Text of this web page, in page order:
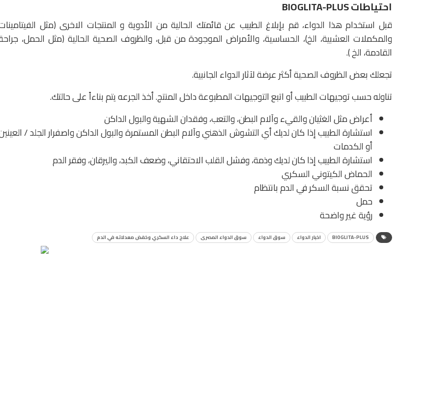
احتياطات BIOGLITA-PLUS
قبل استخدام هذا الدواء، قم بإبلاغ الطبيب عن قائمتك الحالية من الأدوية و المنتجات الاخرى (مثل
والمكملات العشبية، الخ)، الحساسية، والأمراض الموجودة من قبل، والظروف الصحية الحالية (مثل الحمل،
القادمة، الخ ).
تجعلك بعض الظروف الصحية أكثر عرضة لآثار الدواء الجانبية.
تناوله حسب توجيهات الطبيب أو اتبع التوجيهات المطبوعة داخل المنتج. أخذ الجرعه يتم بناءاً على حالتك.
أعراض مثل الغثيان والقيء وآلام البطن، والتعب، وفقدان الشهية والبول الداكن
استشارة الطبيب إذا كان لديك أي التشوش الذهني وآلام البطن المستمرة والبول الداكن واصفرار الجلد /
أو الكدمات
استشارة الطبيب إذا كان لديك وذمة، وفشل القلب الاحتقاني، وضعف الكبد، واليرقان، وفقر الدم
الحماض الكيتوني السكري
تحقق نسبة السكر في الدم بانتظام
حمل
رؤية غير واضحة
BIOGLITA-PLUS اخبار الدواء سوق الدواء سوق الدواء المصرى علاج داء السكري وخفض معدلاته في الدم